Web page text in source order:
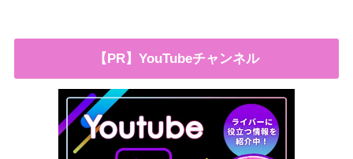
【PR】YouTubeチャンネル